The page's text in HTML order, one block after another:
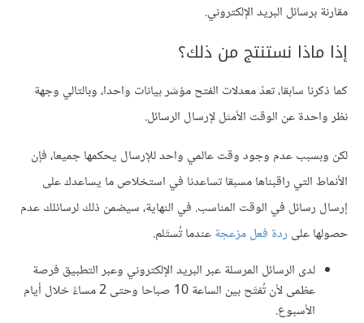
مقارنة برسائل البريد الإلكتروني.
إذا ماذا نستنتج من ذلك؟
كما ذكرنا سابقا، تعدّ معدلات الفتح مؤشر بيانات واحدا، وبالتالي وجهة
نظر واحدة عن الوقت الأمثل لإرسال الرسائل.
لكن وبسبب عدم وجود وقت عالمي واحد للإرسال يحكمها جميعا، فإن
الأنماط التي راقبناها مسبقا تساعدنا في استخلاص ما يساعدك على
إرسال رسائل في الوقت المناسب. في النهاية، سيضمن ذلك لرسائلك عدم
حصولها على ردة فعل مزعجةعندما تُستَلم.
لدى الرسائل المرسلة عبر البريد الإلكتروني وعبر التطبيق فرصة
عظمى لأن تُفتَح بين الساعة 10 صباحا وحتى 2 مساءً خلال أيام
الأسبوع.